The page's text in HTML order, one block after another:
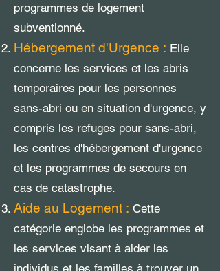
programmes de logement
subventionné.
Hébergement d'Urgence : Elle
concerne les services et les abris
temporaires pour les personnes
sans-abri ou en situation d'urgence, y
compris les refuges pour sans-abri,
les centres d'hébergement d'urgence
et les programmes de secours en
cas de catastrophe.
Aide au Logement : Cette
catégorie englobe les programmes et
les services visant à aider les
individus et les familles à trouver un